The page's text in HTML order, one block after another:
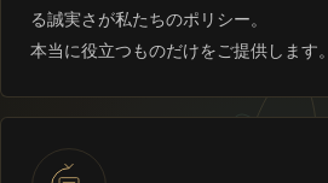
る誠実さが私たちのポリシー。
本当に役立つものだけをご提供します。